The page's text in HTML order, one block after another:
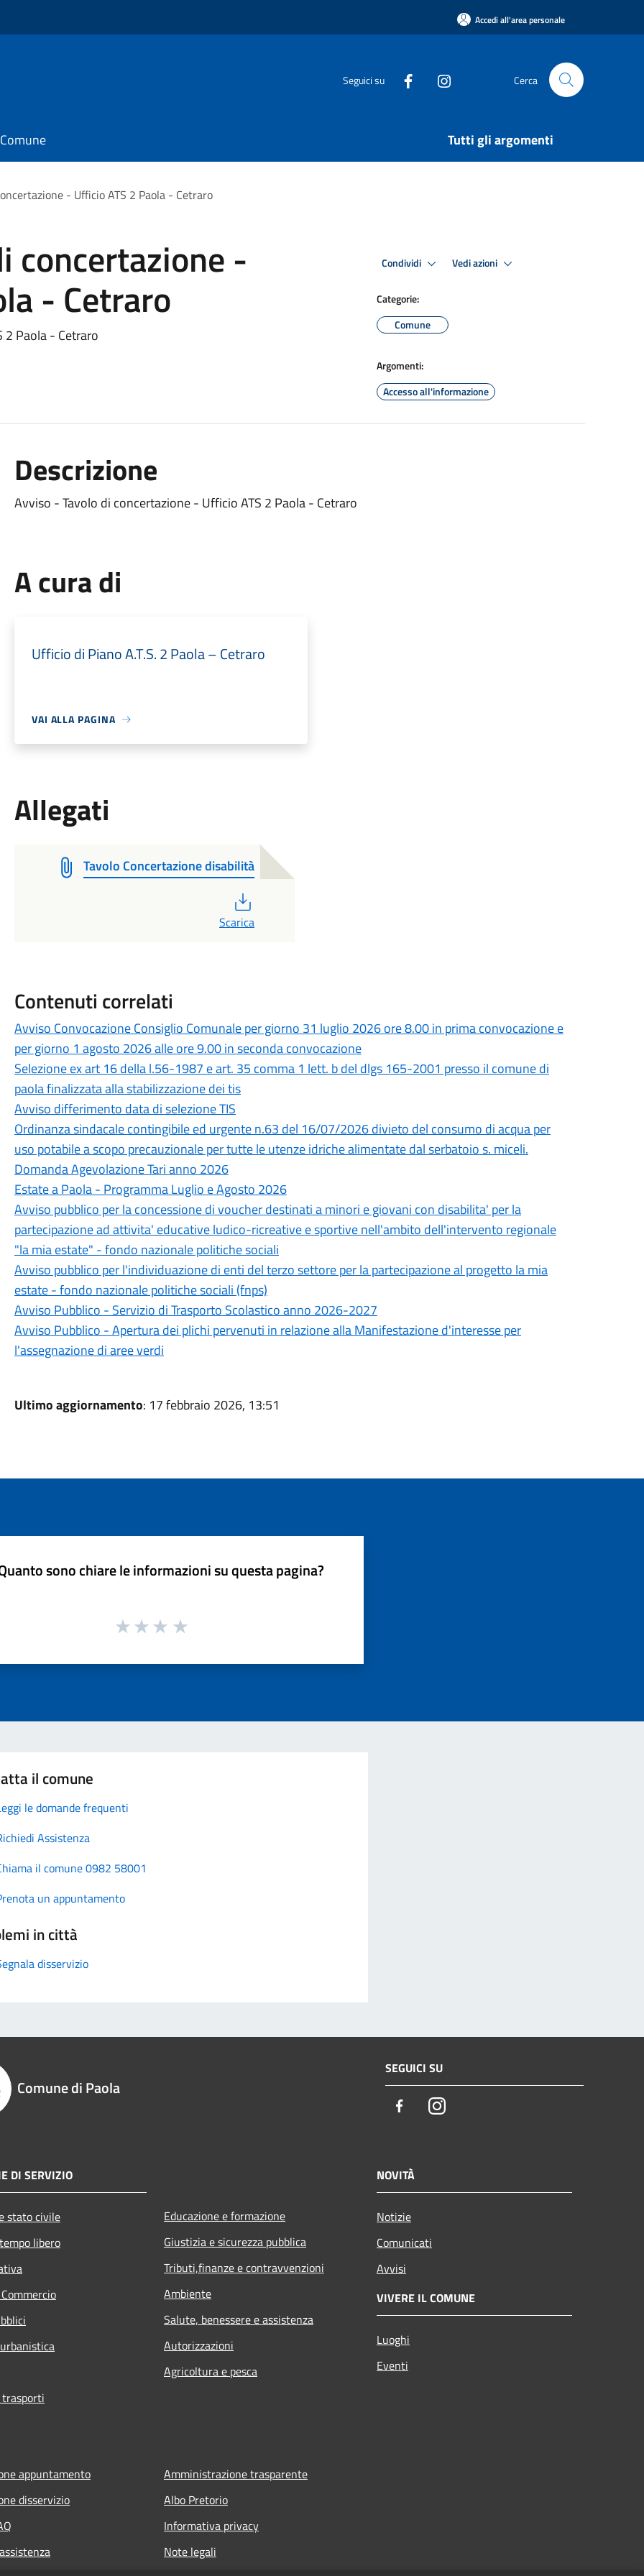
Accedi all'area personale
Seguici su Cerca
Tutti gli argomenti
- Ufficio ATS 2 Paola - Cetraro
concertazione -
- Cetraro
Paola - Cetraro
Condividi Vedi azioni
Categorie:
Comune
Argomenti:
Accesso all'informazione
Descrizione
Avviso - Tavolo di concertazione - Ufficio ATS 2 Paola - Cetraro
A cura di
Ufficio di Piano A.T.S. 2 Paola – Cetraro
VAI ALLA PAGINA
Allegati
Tavolo Concertazione disabilità
Scarica
Contenuti correlati
Avviso Convocazione Consiglio Comunale per giorno 31 luglio 2026 ore 8.00 in prima convocazione e
per giorno 1 agosto 2026 alle ore 9.00 in seconda convocazione
Selezione ex art 16 della l.56-1987 e art. 35 comma 1 lett. b del dlgs 165-2001 presso il comune di
paola finalizzata alla stabilizzazione dei tis
Avviso differimento data di selezione TIS
Ordinanza sindacale contingibile ed urgente n.63 del 16/07/2026 divieto del consumo di acqua per
uso potabile a scopo precauzionale per tutte le utenze idriche alimentate dal serbatoio s. miceli.
Domanda Agevolazione Tari anno 2026
Estate a Paola - Programma Luglio e Agosto 2026
Avviso pubblico per la concessione di voucher destinati a minori e giovani con disabilita' per la
partecipazione ad attivita' educative ludico-ricreative e sportive nell'ambito dell'intervento regionale
"la mia estate" - fondo nazionale politiche sociali
Avviso pubblico per l'individuazione di enti del terzo settore per la partecipazione al progetto la mia
estate - fondo nazionale politiche sociali (fnps)
Avviso Pubblico - Servizio di Trasporto Scolastico anno 2026-2027
Avviso Pubblico - Apertura dei plichi pervenuti in relazione alla Manifestazione d'interesse per
l'assegnazione di aree verdi
Ultimo aggiornamento: 17 febbraio 2026, 13:51
sono chiare le informazioni su questa pagina?
il comune
le domande frequenti
Assistenza
il comune 0982 58001
un appuntamento
in città
disservizio
Comune di Paola
SEGUICI SU
FacebookInstagram
DI SERVIZIO
stato civile
libero
Educazione e formazione
Giustizia e sicurezza pubblica
Tributi,finanze e contravvenzioni
Ambiente
Salute, benessere e assistenza
Autorizzazioni
Agricoltura e pesca
NOVITÀ
Notizie
Comunicati
Avvisi
VIVERE IL COMUNE
Luoghi
Eventi
appuntamento
disservizio
Amministrazione trasparente
Albo Pretorio
Informativa privacy
Note legali